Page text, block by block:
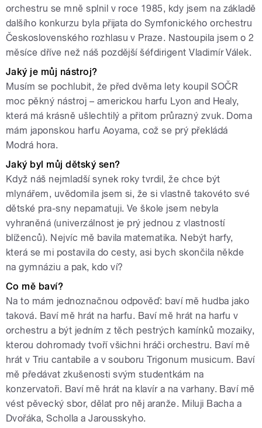
orchestru se mně splnil v roce 1985, kdy jsem na základě
dalšího konkurzu byla přijata do Symfonického orchestru
Československého rozhlasu v Praze. Nastoupila jsem o 2
měsíce dříve než náš pozdější šéfdirigent Vladimír Válek.
Jaký je můj nástroj?
Musím se pochlubit, že před dvěma lety koupil SOČR
moc pěkný nástroj – americkou harfu Lyon and Healy,
která má krásně ušlechtilý a přitom průrazný zvuk. Doma
mám japonskou harfu Aoyama, což se prý překládá
Modrá hora.
Jaký byl můj dětský sen?
Když náš nejmladší synek roky tvrdil, že chce být
mlynářem, uvědomila jsem si, že si vlastně takovéto své
dětské pra-sny nepamatuji. Ve škole jsem nebyla
vyhraněná (univerzálnost je prý jednou z vlastností
blíženců). Nejvíc mě bavila matematika. Nebýt harfy,
která se mi postavila do cesty, asi bych skončila někde
na gymnáziu a pak, kdo ví?
Co mě baví?
Na to mám jednoznačnou odpověď: baví mě hudba jako
taková. Baví mě hrát na harfu. Baví mě hrát na harfu v
orchestru a být jedním z těch pestrých kamínků mozaiky,
kterou dohromady tvoří všichni hráči orchestru. Baví mě
hrát v Triu cantabile a v souboru Trigonum musicum. Baví
mě předávat zkušenosti svým studentkám na
konzervatoři. Baví mě hrát na klavír a na varhany. Baví mě
vést pěvecký sbor, dělat pro něj aranže. Miluji Bacha a
Dvořáka, Scholla a Jarousskyho.